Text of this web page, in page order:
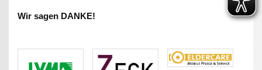
Wir sagen DANKE!